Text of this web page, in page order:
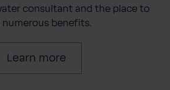
consultant and the place to
benefits.
Learn more